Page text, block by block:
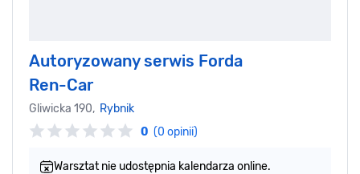
Autoryzowany serwis Forda
Ren-Car
Gliwicka 190, Rybnik
0 (0 opinii)
Warsztat nie udostępnia kalendarza online.